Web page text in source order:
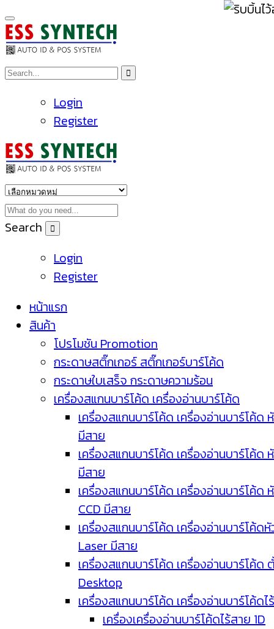
Login
Register
Search
Login
Register
หน้าแรก
สินค้า
โปรโมชัน Promotion
กระดาษสติ๊กเกอร์ สติ๊กเกอร์บาร์โค้ด
กระดาษใบเสร็จ กระดาษความร้อน
เครื่องสแกนบาร์โค้ด เครื่องอ่านบาร์โค้ด
เครื่องสแกนบาร์โค้ด เครื่องอ่านบาร์โค้ด
มีสาย
เครื่องสแกนบาร์โค้ด เครื่องอ่านบาร์โค้ด
มีสาย
เครื่องสแกนบาร์โค้ด เครื่องอ่านบาร์โค้ด
CCD มีสาย
เครื่องสแกนบาร์โค้ด เครื่องอ่านบาร์โค้ด
Laser มีสาย
เครื่องสแกนบาร์โค้ด เครื่องอ่านบาร์โค้ด
Desktop
เครื่องสแกนบาร์โค้ด เครื่องอ่านบาร์โค้ดไ
เครื่องเครื่องอ่านบาร์โค้ดไร้สาย 1D